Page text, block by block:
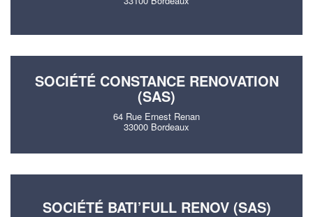
SOCIÉTÉ CONSTANCE RENOVATION
(SAS)
64 Rue Ernest Renan
33000 Bordeaux
SOCIÉTÉ BATI’FULL RENOV (SAS)